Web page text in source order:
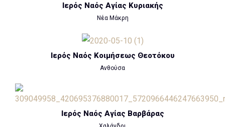
Ιερός Ναός Αγίας Κυριακής
Νέα Μάκρη
Ιερός Ναός Κοιμήσεως Θεοτόκου
Ανθούσα
Ιερός Ναός Αγίας Βαρβάρας